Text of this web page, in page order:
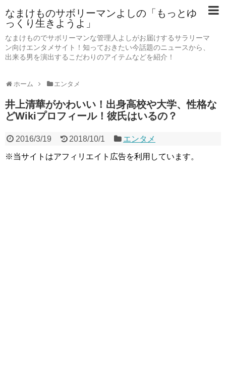
なまけものサボリーマンよしの「もっとゆ
っくり生きようよ」
なまけものでサボリーマンな管理人よしがお届けするサラリーマ
ン向けエンタメサイト！知っておきたい今話題のニュースから、
出来る男を演出するこだわりのアイテムなどを紹介！
ホーム エンタメ
井上清華がかわいい！出身高校や大学、性格な
どWikiプロフィール！彼氏はいるの？
2016/3/19 2018/10/1 エンタメ
※当サイトはアフィリエイト広告を利用しています。